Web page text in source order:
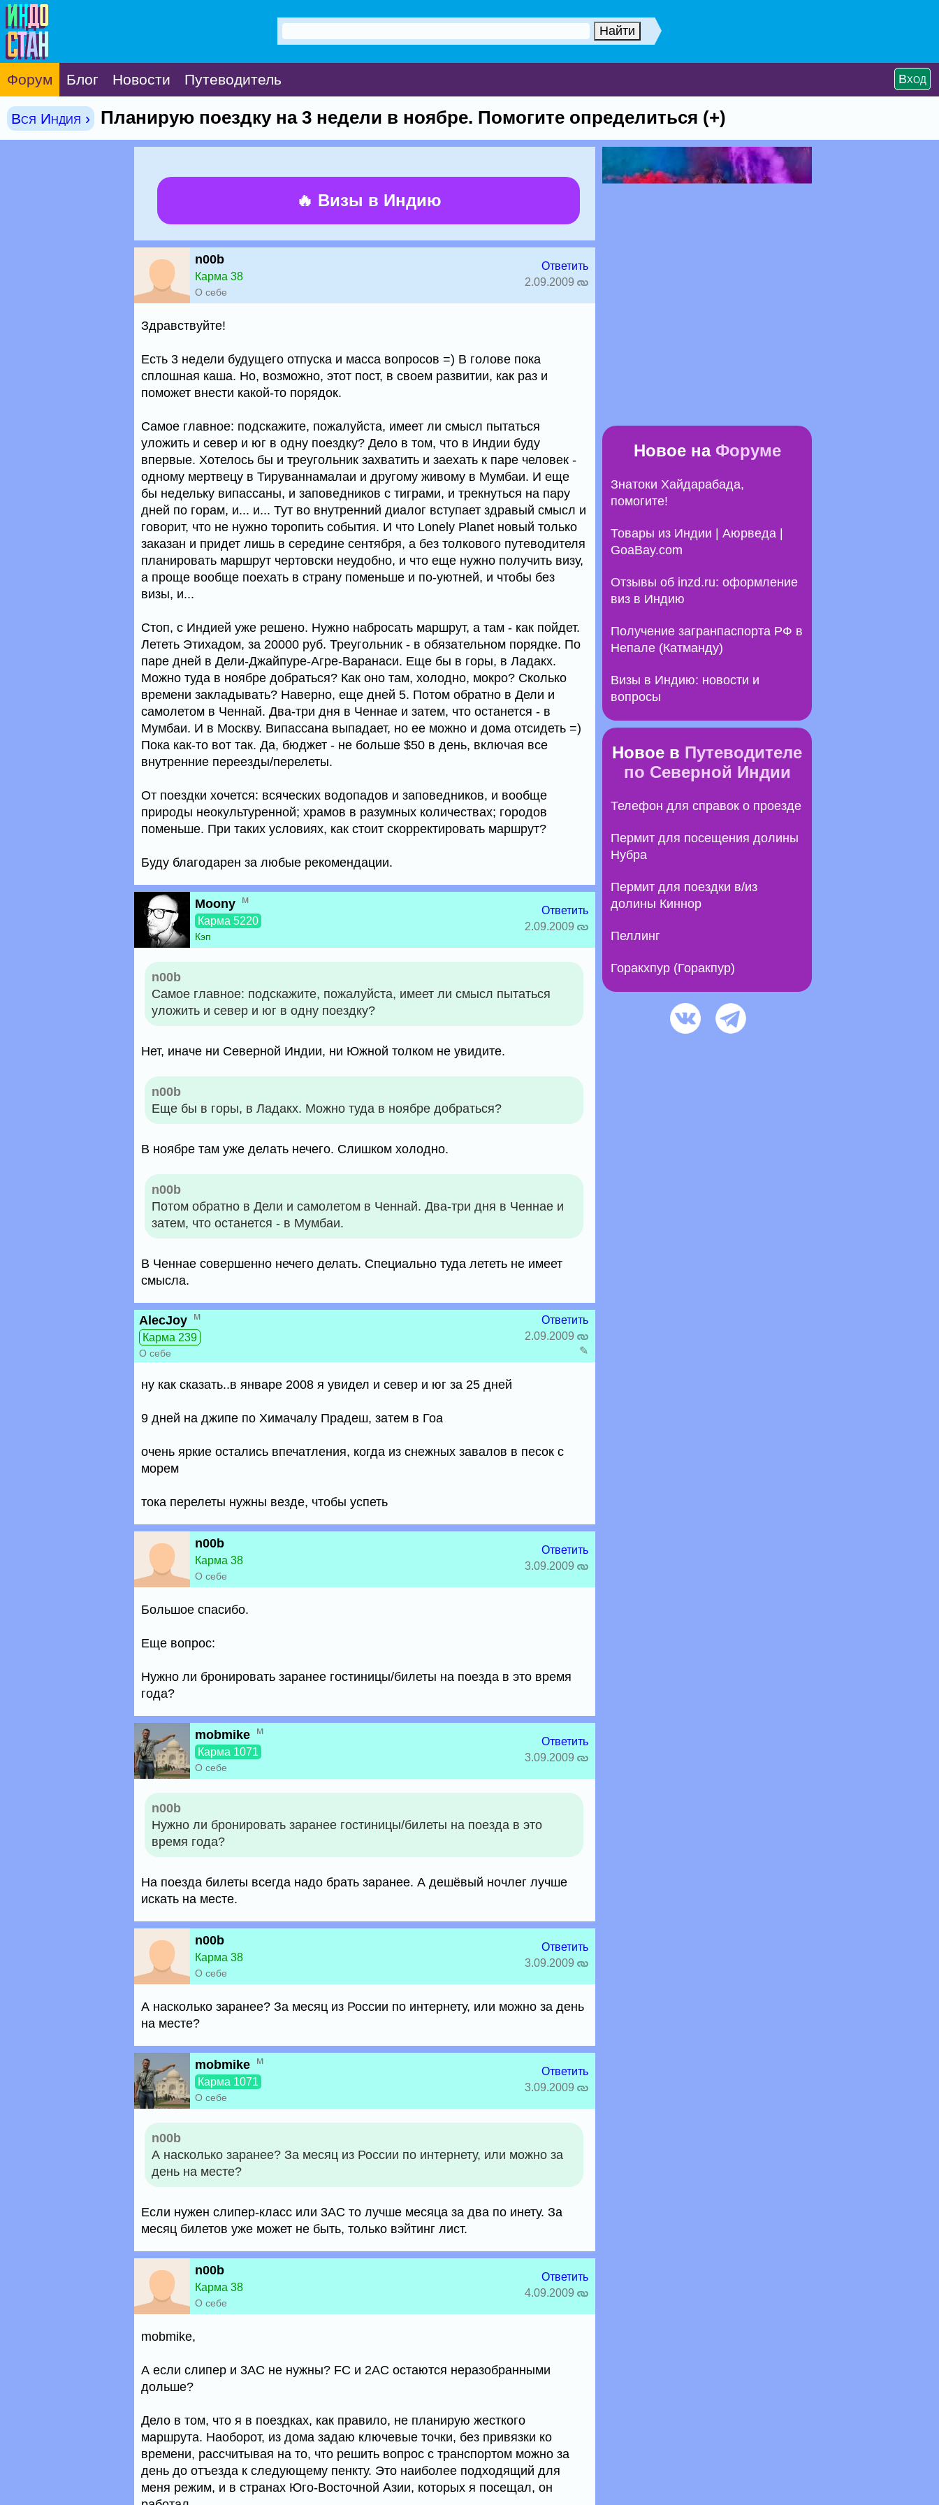
Форум Блог Новости Путеводитель Вход
Вся Индия › Планирую поездку на 3 недели в ноябре. Помогите определиться (+)
🔥 Визы в Индию
n00b
Карма 38
О себе
Ответить
2.09.2009
Здравствуйте!
Есть 3 недели будущего отпуска и масса вопросов =) В голове пока
сплошная каша. Но, возможно, этот пост, в своем развитии, как раз и
поможет внести какой-то порядок.
Самое главное: подскажите, пожалуйста, имеет ли смысл пытаться
уложить и север и юг в одну поездку? Дело в том, что в Индии буду
впервые. Хотелось бы и треугольник захватить и заехать к паре человек -
одному мертвецу в Тируваннамалаи и другому живому в Мумбаи. И еще
бы недельку випассаны, и заповедников с тиграми, и трекнуться на пару
дней по горам, и... и... Тут во внутренний диалог вступает здравый смысл и
говорит, что не нужно торопить события. И что Lonely Planet новый только
заказан и придет лишь в середине сентября, а без толкового путеводителя
планировать маршрут чертовски неудобно, и что еще нужно получить визу,
а проще вообще поехать в страну поменьше и по-уютней, и чтобы без
визы, и...
Стоп, с Индией уже решено. Нужно набросать маршрут, а там - как пойдет.
Лететь Этихадом, за 20000 руб. Треугольник - в обязательном порядке. По
паре дней в Дели-Джайпуре-Агре-Варанаси. Еще бы в горы, в Ладакх.
Можно туда в ноябре добраться? Как оно там, холодно, мокро? Сколько
времени закладывать? Наверно, еще дней 5. Потом обратно в Дели и
самолетом в Ченнай. Два-три дня в Ченнае и затем, что останется - в
Мумбаи. И в Москву. Випассана выпадает, но ее можно и дома отсидеть =)
Пока как-то вот так. Да, бюджет - не больше $50 в день, включая все
внутренние переезды/перелеты.
От поездки хочется: всяческих водопадов и заповедников, и вообще
природы неокультуренной; храмов в разумных количествах; городов
поменьше. При таких условиях, как стоит скорректировать маршрут?
Буду благодарен за любые рекомендации.
Moony м
Карма 5220
Кэп
Ответить
2.09.2009
n00b
Самое главное: подскажите, пожалуйста, имеет ли смысл пытаться
уложить и север и юг в одну поездку?
Нет, иначе ни Северной Индии, ни Южной толком не увидите.
n00b
Еще бы в горы, в Ладакх. Можно туда в ноябре добраться?
В ноябре там уже делать нечего. Слишком холодно.
n00b
Потом обратно в Дели и самолетом в Ченнай. Два-три дня в Ченнае и
затем, что останется - в Мумбаи.
В Ченнае совершенно нечего делать. Специально туда лететь не имеет
смысла.
AlecJoy м
Карма 239
О себе
Ответить
2.09.2009
✎
ну как сказать..в январе 2008 я увидел и север и юг за 25 дней
9 дней на джипе по Химачалу Прадеш, затем в Гоа
очень яркие остались впечатления, когда из снежных завалов в песок с
морем
тока перелеты нужны везде, чтобы успеть
n00b
Карма 38
О себе
Ответить
3.09.2009
Большое спасибо.
Еще вопрос:
Нужно ли бронировать заранее гостиницы/билеты на поезда в это время
года?
mobmike м
Карма 1071
О себе
Ответить
3.09.2009
n00b
Нужно ли бронировать заранее гостиницы/билеты на поезда в это
время года?
На поезда билеты всегда надо брать заранее. А дешёвый ночлег лучше
искать на месте.
n00b
Карма 38
О себе
Ответить
3.09.2009
А насколько заранее? За месяц из России по интернету, или можно за день
на месте?
mobmike м
Карма 1071
О себе
Ответить
3.09.2009
n00b
А насколько заранее? За месяц из России по интернету, или можно за
день на месте?
Если нужен слипер-класс или 3АС то лучше месяца за два по инету. За
месяц билетов уже может не быть, только вэйтинг лист.
n00b
Карма 38
О себе
Ответить
4.09.2009
mobmike,
А если слипер и 3AC не нужны? FC и 2AC остаются неразобранными
дольше?
Дело в том, что я в поездках, как правило, не планирую жесткого
маршрута. Наоборот, из дома задаю ключевые точки, без привязки ко
времени, рассчитывая на то, что решить вопрос с транспортом можно за
день до отъезда к следующему пенкту. Это наиболее подходящий для
меня режим, и в странах Юго-Восточной Азии, которых я посещал, он
Новое на Форуме
Знатоки Хайдарабада,
помогите!
Товары из Индии | Аюрведа |
GoaBay.com
Отзывы об inzd.ru: оформление
виз в Индию
Получение загранпаспорта РФ в
Непале (Катманду)
Визы в Индию: новости и
вопросы
Новое в Путеводителе
по Северной Индии
Телефон для справок о проезде
Пермит для посещения долины
Нубра
Пермит для поездки в/из
долины Киннор
Пеллинг
Горакхпур (Горакпур)